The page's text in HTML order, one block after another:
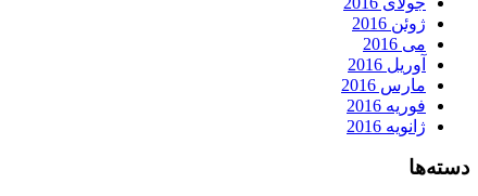
ژوئن 2016
می 2016
آوریل 2016
مارس 2016
فوریه 2016
ژانویه 2016
دسته‌ها